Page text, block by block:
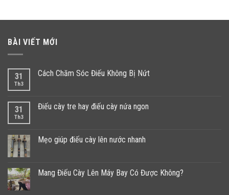
BÀI VIẾT MỚI
31
Th3
Cách Chăm Sóc Điếu Không Bị Nứt
31
Th3
Điếu cày tre hay điếu cày nứa ngon
Mẹo giúp điếu cày lên nước nhanh
Mang Điếu Cày Lên Máy Bay Có Được Không?